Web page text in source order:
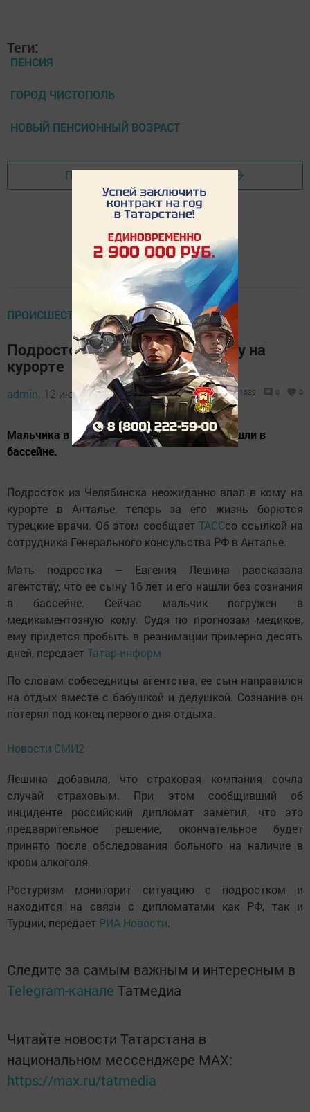
Теги:
ПЕНСИЯ
ГОРОД ЧИСТОПОЛЬ
НОВЫЙ ПЕНСИОННЫЙ ВОЗРАСТ
Перейти на страницу новости
ПРОИСШЕСТВИЯ
Подросток из России впал в кому на
курорте
admin, 12 июня 2018 - 09:05 1539 0 0
Мальчика в бессознательном состоянии нашли в
бассейне.
Подросток из Челябинска неожиданно впал в кому на
курорте в Анталье, теперь за его жизнь борются
турецкие врачи. Об этом сообщаетТАССсо ссылкой на
сотрудника Генерального консульства РФ в Анталье.
Мать подростка – Евгения Лешина рассказала
агентству, что ее сыну 16 лет и его нашли без сознания
в бассейне. Сейчас мальчик погружен в
медикаментозную кому. Судя по прогнозам медиков,
ему придется пробыть в реанимации примерно десять
дней, передаетТатар-информ
По словам собеседницы агентства, ее сын направился
на отдых вместе с бабушкой и дедушкой. Сознание он
потерял под конец первого дня отдыха.
Новости СМИ2
Лешина добавила, что страховая компания сочла
случай страховым. При этом сообщивший об
инциденте российский дипломат заметил, что это
предварительное решение, окончательное будет
принято после обследования больного на наличие в
крови алкоголя.
Ростуризм мониторит ситуацию с подростком и
находится на связи с дипломатами как РФ, так и
Турции, передает РИА Новости.
Следите за самым важным и интересным в
Telegram-канале Татмедиа
Читайте новости Татарстана в
национальном мессенджере MАХ:
https://max.ru/tatmedia